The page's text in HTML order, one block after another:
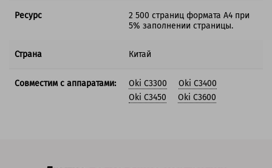
Ресурс
2 500 страниц формата А4 при
5% заполнении страницы.
Страна Китай
Совместим с аппаратами: Oki C3300
Oki C3400
Oki C3450
Oki C3600